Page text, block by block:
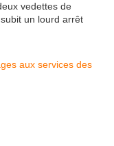
vedettes de
un lourd arrêt